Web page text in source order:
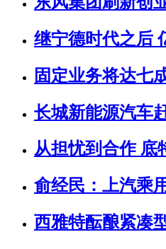
继宁德时代之后
固定业务将达七
长城新能源汽车
从担忧到合作 底
俞经民：上汽乘
西雅特酝酿紧凑